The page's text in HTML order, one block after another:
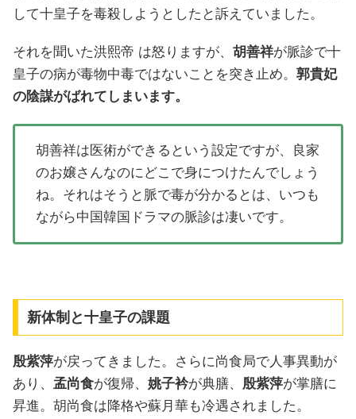
して十皇子を毒殺しようとしたと訴えていました。
それを聞いた洪熙帝 は怒りますが、 胡善祥が脈診で十
皇子の病が毒物中毒ではないことを突き止め。 郭貴妃
の陰謀がばれてしまいます。
胡善祥は医術ができるという設定ですが、良家
のお嬢さんなのにどこで身につけたんでしょう
ね。それはそうと脈で毒が分かるとは、いつも
ながら中国韓国ドラマの脈診は凄いです。
新体制と十皇子の課題
殷紫萍が戻ってきました。さらに尚食局で人事異動が
あり、 孟尚食が復帰、 姚子衿が典膳、 殷紫萍が掌膳に
昇進。胡尚食は降格や蘇月華も冷遇されました。